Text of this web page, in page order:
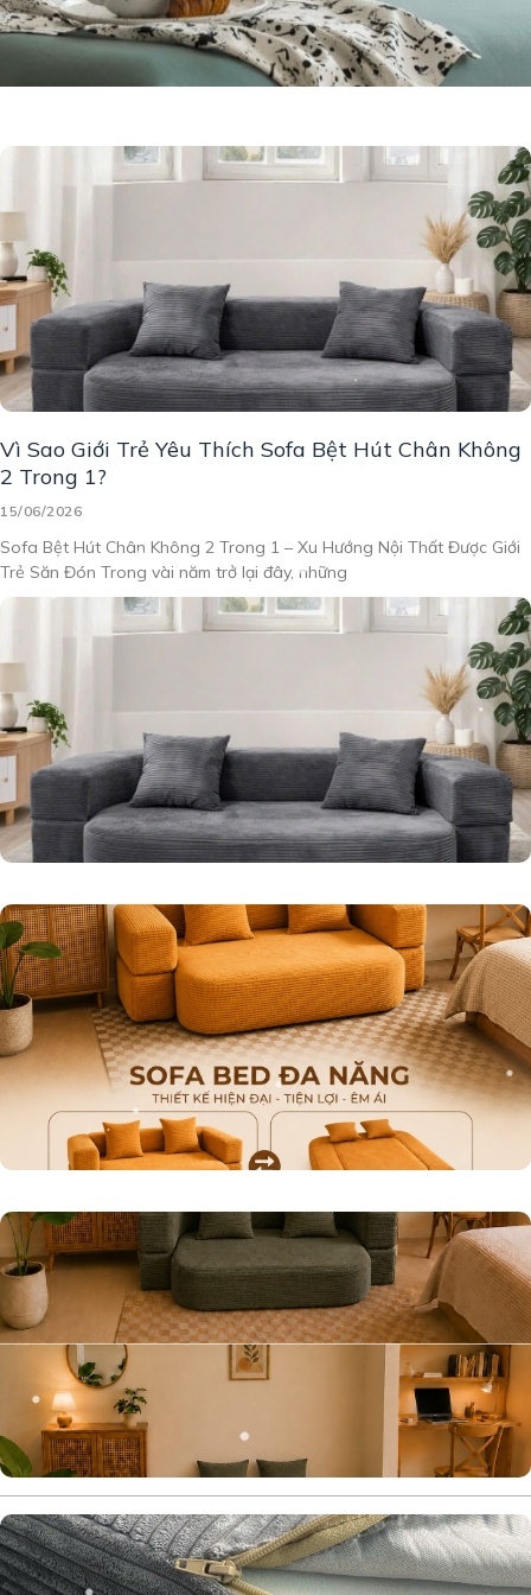
Vì Sao Giới Trẻ Yêu Thích Sofa Bệt Hút Chân Không
2 Trong 1?
15/06/2026
Sofa Bệt Hút Chân Không 2 Trong 1 – Xu Hướng Nội Thất Được Giới
Trẻ Săn Đón Trong vài năm trở lại đây, những